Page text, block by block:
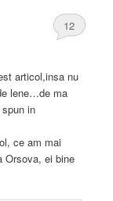
12
articol,insa nu
lene…de ma
in
ce am mai
Orsova, ei bine